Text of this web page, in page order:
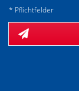
* Pflichtfelder